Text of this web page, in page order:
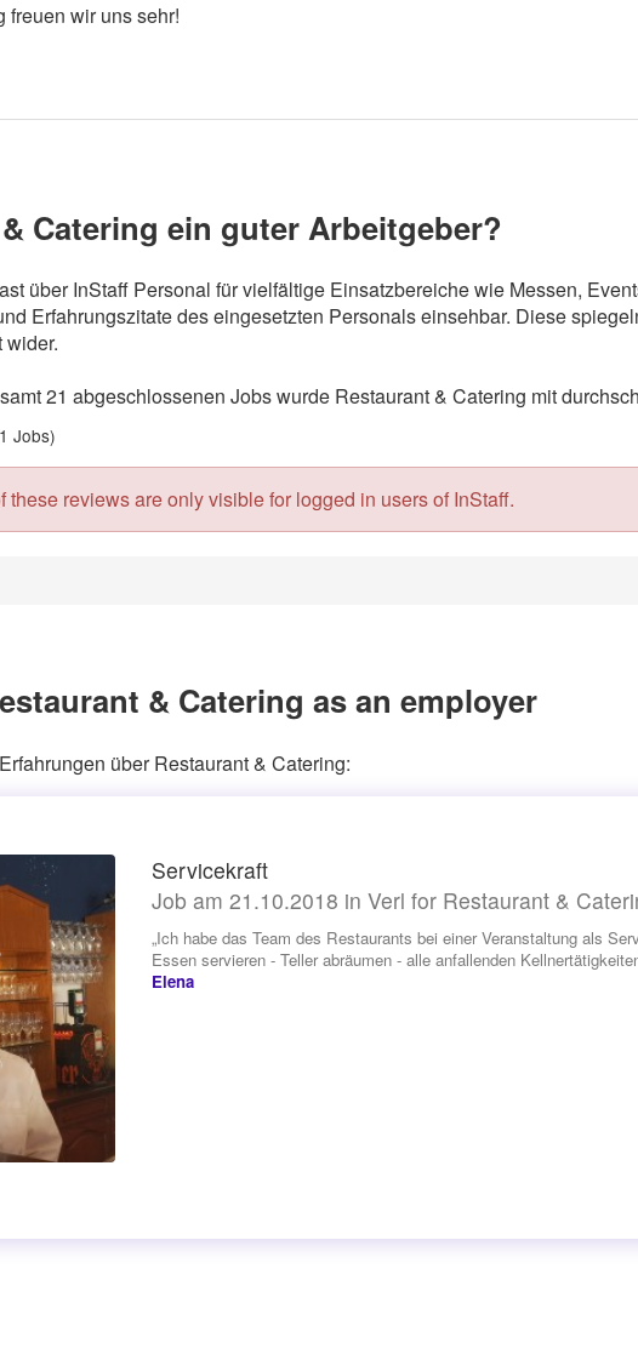
freuen wir uns sehr!
Catering ein guter Arbeitgeber?
über InStaff Personal für vielfältige Einsatzbereiche wie Messen,
Erfahrungszitate des eingesetzten Personals einsehbar. Diese
wider.
21 abgeschlossenen Jobs wurde Restaurant & Catering mit
Jobs)
these reviews are only visible for logged in users of InStaff.
& Catering as an employer
über Restaurant & Catering:
Servicekraft
Job am 21.10.2018 in Verl for Restaurant &
„Ich habe das Team des Restaurants bei einer Veranstaltung als
Essen servieren - Teller abräumen - alle anfallenden
Elena